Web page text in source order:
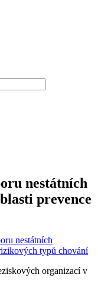
nestátních
prevence
nestátních
typů chování
organizací v